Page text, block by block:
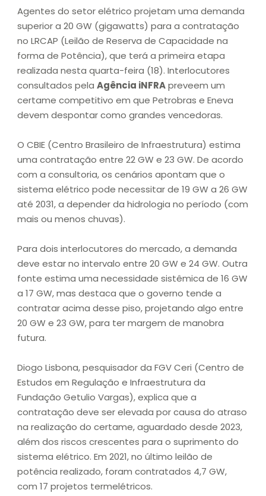
Agentes do setor elétrico projetam uma demanda
superior a 20 GW (gigawatts) para a contratação
no LRCAP (Leilão de Reserva de Capacidade na
forma de Potência), que terá a primeira etapa
realizada nesta quarta-feira (18). Interlocutores
consultados pela Agência iNFRApreveem um
certame competitivo em que Petrobras e Eneva
devem despontar como grandes vencedoras.
O CBIE (Centro Brasileiro de Infraestrutura) estima
uma contratação entre 22 GW e 23 GW. De acordo
com a consultoria, os cenários apontam que o
sistema elétrico pode necessitar de 19 GW a 26 GW
até 2031, a depender da hidrologia no período (com
mais ou menos chuvas).
Para dois interlocutores do mercado, a demanda
deve estar no intervalo entre 20 GW e 24 GW. Outra
fonte estima uma necessidade sistêmica de 16 GW
a 17 GW, mas destaca que o governo tende a
contratar acima desse piso, projetando algo entre
20 GW e 23 GW, para ter margem de manobra
futura.
Diogo Lisbona, pesquisador da FGV Ceri (Centro de
Estudos em Regulação e Infraestrutura da
Fundação Getulio Vargas), explica que a
contratação deve ser elevada por causa do atraso
na realização do certame, aguardado desde 2023,
além dos riscos crescentes para o suprimento do
sistema elétrico. Em 2021, no último leilão de
potência realizado, foram contratados 4,7 GW,
com 17 projetos termelétricos.